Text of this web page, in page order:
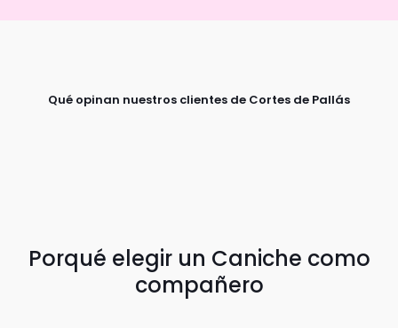
Qué opinan nuestros clientes de Cortes de Pallás
Porqué elegir un Caniche como
compañero